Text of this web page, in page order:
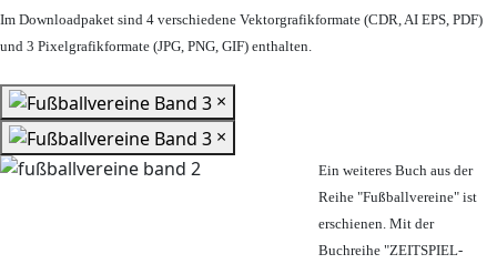
Im Downloadpaket sind 4 verschiedene Vektorgrafikformate (CDR, AI EPS, PDF)
und 3 Pixelgrafikformate (JPG, PNG, GIF) enthalten.
×
×
Ein weiteres Buch aus der
Reihe "Fußballvereine" ist
erschienen. Mit der
Buchreihe "ZEITSPIEL-